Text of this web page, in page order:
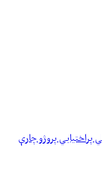
پراختیايي پروژو چارې